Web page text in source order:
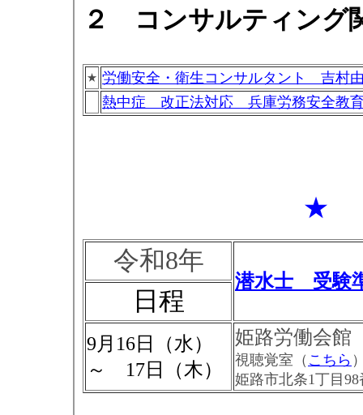
２ コンサルティング
★ 労働安全・衛生コンサルタント 吉村
熱中症 改正法対応 兵庫労務安全教
★
令和8年
潜水士 受験
日程
9月16日（水）
～ 17日（木）
姫路労働会館
視聴覚室（ こちら
姫路市北条1丁目98